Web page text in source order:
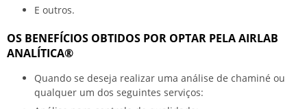
E outros.
OS BENEFÍCIOS OBTIDOS POR OPTAR PELA AIRLAB
ANALÍTICA®
Quando se deseja realizar uma análise de chaminé ou
qualquer um dos seguintes serviços: